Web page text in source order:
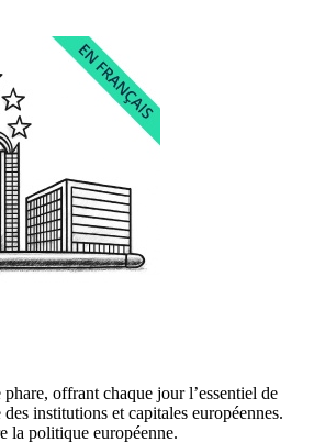
offrant chaque jour l’essentiel de
des institutions et capitales européennes.
la politique européenne.